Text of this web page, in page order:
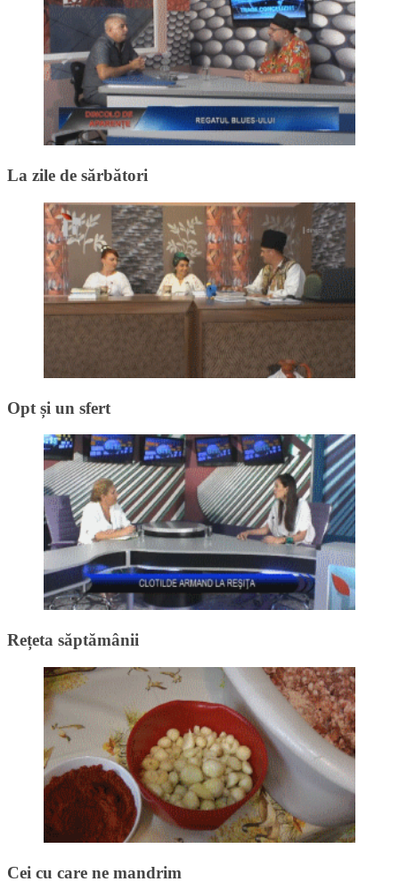
La zile de sărbători
Opt și un sfert
Rețeta săptămânii
Cei cu care ne mandrim